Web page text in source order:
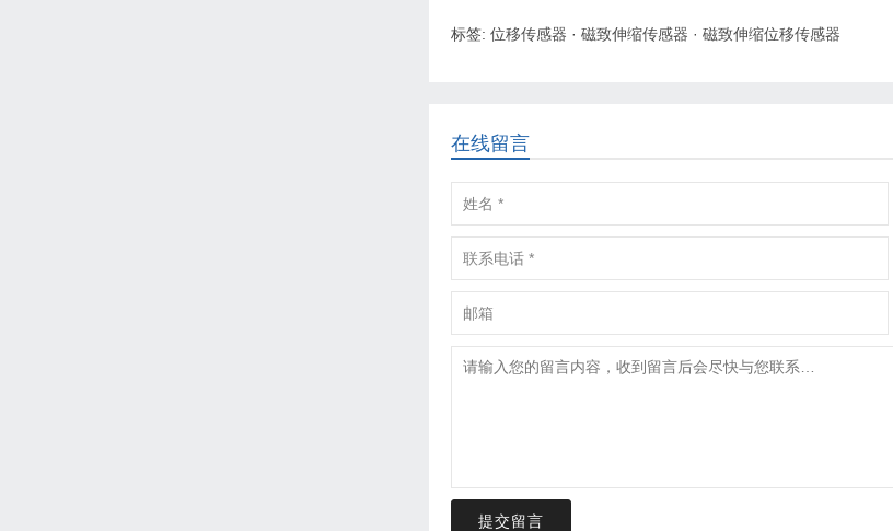
标签: 位移传感器 · 磁致伸缩传感器 · 磁致伸缩位移传感器
在线留言
提交留言